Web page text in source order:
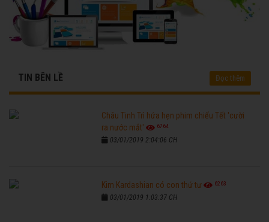
TIN BÊN LỀ Đọc thêm
Châu Tinh Trì hứa hẹn phim chiếu Tết 'cười
ra nước mắt'
6764
03/01/2019 2:04:06 CH
Kim Kardashian có con thứ tư 6263
03/01/2019 1:03:37 CH